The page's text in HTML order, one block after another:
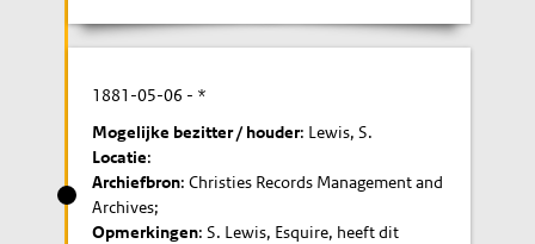
1881-05-06 - *
Mogelijke bezitter / houder: Lewis, S.
Locatie:
Archiefbron: Christies Records Management and
Archives;
Opmerkingen: S. Lewis, Esquire, heeft dit